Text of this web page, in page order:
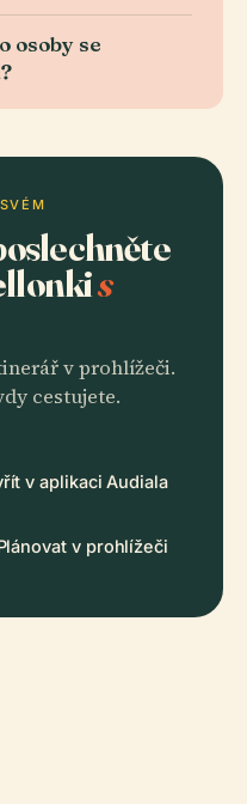
osoby se
s
v prohlížeči.
cestujete.
v aplikaci Audiala
v prohlížeči